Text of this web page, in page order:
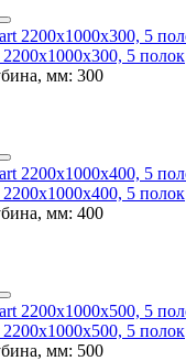
5 полок
мм: 300
5 полок
мм: 400
5 полок
мм: 500